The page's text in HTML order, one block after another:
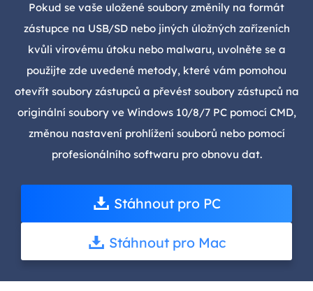
Pokud se vaše uložené soubory změnily na formát
zástupce na USB/SD nebo jiných úložných zařízeních
kvůli virovému útoku nebo malwaru, uvolněte se a
použijte zde uvedené metody, které vám pomohou
otevřít soubory zástupců a převést soubory zástupců na
originální soubory ve Windows 10/8/7 PC pomocí CMD,
změnou nastavení prohlížení souborů nebo pomocí
profesionálního softwaru pro obnovu dat.
Stáhnout pro PC
Stáhnout pro Mac